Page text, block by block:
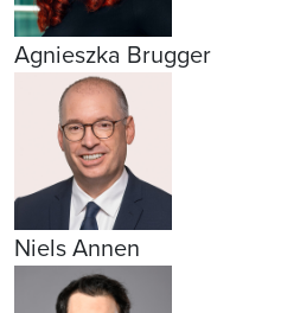
Agnieszka Brugger
Niels Annen